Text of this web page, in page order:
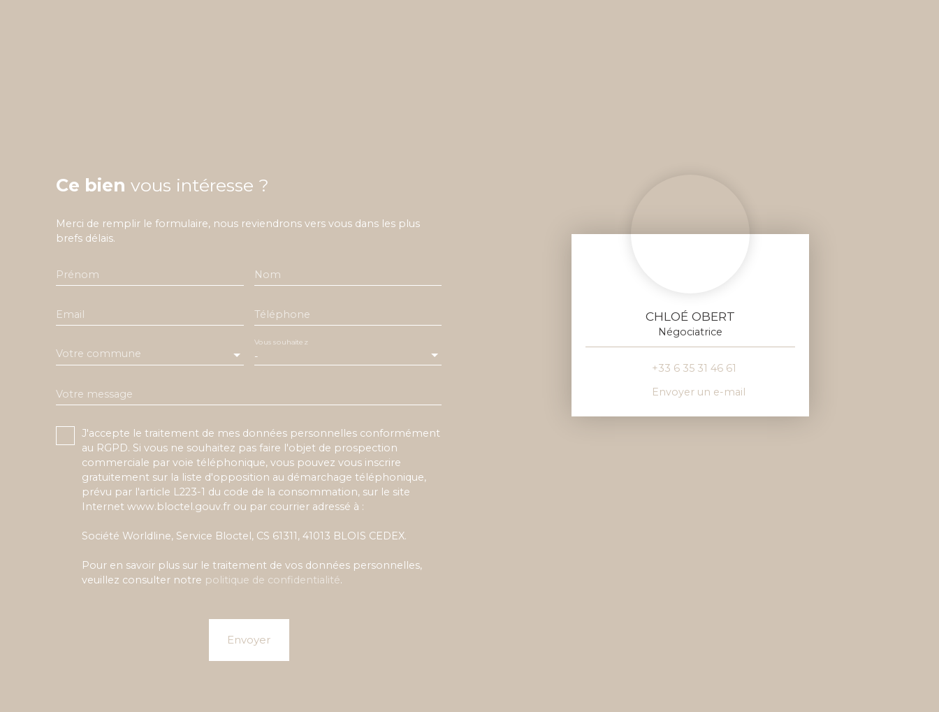
Ce bien vous intéresse ?
Merci de remplir le formulaire, nous reviendrons vers vous dans les plus
brefs délais.
Prénom Nom
Email Téléphone
Votre commune -
Vous souhaitez
Votre message
J'accepte le traitement de mes données personnelles conformément
au RGPD. Si vous ne souhaitez pas faire l'objet de prospection
commerciale par voie téléphonique, vous pouvez vous inscrire
gratuitement sur la liste d'opposition au démarchage téléphonique,
prévu par l'article L223-1 du code de la consommation, sur le site
Internet www.bloctel.gouv.fr ou par courrier adressé à :
Société Worldline, Service Bloctel, CS 61311, 41013 BLOIS CEDEX.
Pour en savoir plus sur le traitement de vos données personnelles,
veuillez consulter notre politique de confidentialité.
Envoyer
CHLOÉ OBERT
Négociatrice
+33 6 35 31 46 61
Envoyer un e-mail